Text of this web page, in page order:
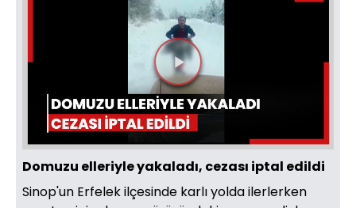
Videoyu
Oynat
Domuzu elleriyle yakaladı, cezası iptal edildi
Sinop'un Erfelek ilçesinde karlı yolda ilerlerken